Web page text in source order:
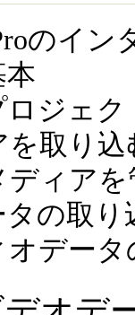
のイン
ジェク
取り込
ィアを
の取り
データ